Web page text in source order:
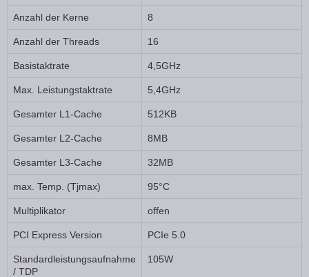
Anzahl der Kerne 8
Anzahl der Threads 16
Basistaktrate 4,5GHz
Max. Leistungstaktrate 5,4GHz
Gesamter L1-Cache 512KB
Gesamter L2-Cache 8MB
Gesamter L3-Cache 32MB
max. Temp. (Tjmax) 95°C
Multiplikator offen
PCI Express Version PCIe 5.0
Standardleistungsaufnahme
/ TDP
105W